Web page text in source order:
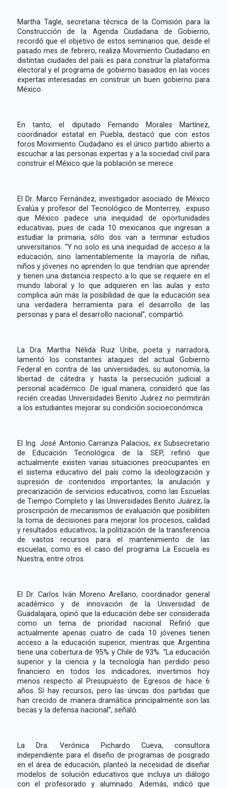
Martha Tagle, secretaria técnica de la Comisión para la
Construcción de la Agenda Ciudadana de Gobierno,
recordó que el objetivo de estos seminarios que, desde el
pasado mes de febrero, realiza Movimiento Ciudadano en
distintas ciudades del país es para construir la plataforma
electoral y el programa de gobierno basados en las voces
expertas interesadas en construir un buen gobierno para
México.
En tanto, el diputado Fernando Morales Martínez,
coordinador estatal en Puebla, destacó que con estos
foros Movimiento Ciudadano es el único partido abierto a
escuchar a las personas expertas y a la sociedad civil para
construir el México que la población se merece.
El Dr. Marco Fernández, investigador asociado de México
Evalúa y profesor del Tecnológico de Monterrey, expuso
que México padece una inequidad de oportunidades
educativas, pues de cada 10 mexicanos que ingresan a
estudiar la primaria, sólo dos van a terminar estudios
universitarios. “Y no solo es una inequidad de acceso a la
educación, sino lamentablemente la mayoría de niñas,
niños y jóvenes no aprenden lo que tendrían que aprender
y tienen una distancia respecto a lo que se requiere en el
mundo laboral y lo que adquieren en las aulas y esto
complica aún más la posibilidad de que la educación sea
una verdadera herramienta para el desarrollo de las
personas y para el desarrollo nacional”, compartió.
La Dra. Martha Nélida Ruiz Uribe, poeta y narradora,
lamentó los constantes ataques del actual Gobierno
Federal en contra de las universidades, su autonomía, la
libertad de cátedra y hasta la persecución judicial a
personal académico. De igual manera, consideró que las
recién creadas Universidades Benito Juárez no permitirán
a los estudiantes mejorar su condición socioeconómica.
El Ing. José Antonio Carranza Palacios, ex Subsecretario
de Educación Tecnológica de la SEP, refirió que
actualmente existen varias situaciones preocupantes en
el sistema educativo del país como la ideologización y
supresión de contenidos importantes; la anulación y
precarización de servicios educativos, como las Escuelas
de Tiempo Completo y las Universidades Benito Juárez; la
proscripción de mecanismos de evaluación que posibiliten
la toma de decisiones para mejorar los procesos, calidad
y resultados educativos; la politización de la transferencia
de vastos recursos para el mantenimiento de las
escuelas, como es el caso del programa La Escuela es
Nuestra, entre otros.
El Dr. Carlos Iván Moreno Arellano, coordinador general
académico y de innovación de la Universidad de
Guadalajara, opinó que la educación debe ser considerada
como un tema de prioridad nacional. Refirió que
actualmente apenas cuatro de cada 10 jóvenes tienen
acceso a la educación superior, mientras que Argentina
tiene una cobertura de 95% y Chile de 93%. “La educación
superior y la ciencia y la tecnología han perdido peso
financiero en todos los indicadores, invertimos hoy
menos respecto al Presupuesto de Egresos de hace 6
años. Sí hay recursos, pero las únicas dos partidas que
han crecido de manera dramática principalmente son las
becas y la defensa nacional”, señaló.
La Dra. Verónica Pichardo Cueva, consultora
independiente para el diseño de programas de posgrado
en el área de educación, planteó la necesidad de diseñar
modelos de solución educativos que incluya un diálogo
con el profesorado y alumnado. Además, indicó que